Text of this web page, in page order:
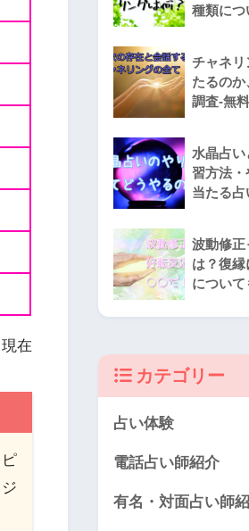
在
種類につ
チャネリ
たるの
調査-無
水晶占い
習方法・
当たる占
波動修正
は？復
について
カテゴリー
占い体験
電話占い師紹介
有名・対面占い師